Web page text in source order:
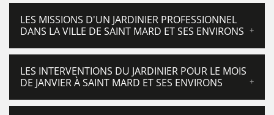
LES MISSIONS D'UN JARDINIER PROFESSIONNEL
DANS LA VILLE DE SAINT MARD ET SES ENVIRONS
LES INTERVENTIONS DU JARDINIER POUR LE MOIS
DE JANVIER À SAINT MARD ET SES ENVIRONS